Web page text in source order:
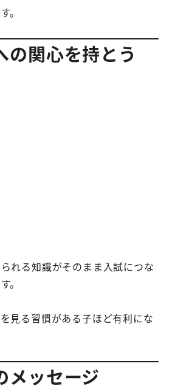
。
の関心を持とう
れる知識がそのまま入試につな
。
見る習慣がある子ほど有利にな
メッセージ